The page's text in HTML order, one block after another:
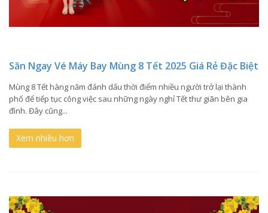
Săn Ngay Vé Máy Bay Mùng 8 Tết 2025 Giá Rẻ Đặc Biệt
Mùng 8 Tết hàng năm đánh dấu thời điểm nhiều người trở lại thành
phố để tiếp tục công việc sau những ngày nghỉ Tết thư giãn bên gia
đình. Đây cũng...
Xem nhiều hơn